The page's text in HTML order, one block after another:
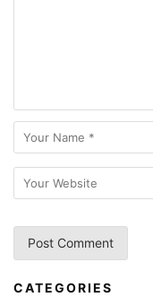
CATEGORIES